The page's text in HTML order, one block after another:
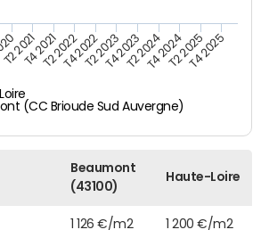
(CC Brioude Sud Auvergne)
T2 2021T4 2021T2 2022T4 2022T2 2023T4 2023T2 2024T4 2024T2 2025T4 2025
Beaumont
(43100)
Haute-Loire
1 126 €/m2 1 200 €/m2